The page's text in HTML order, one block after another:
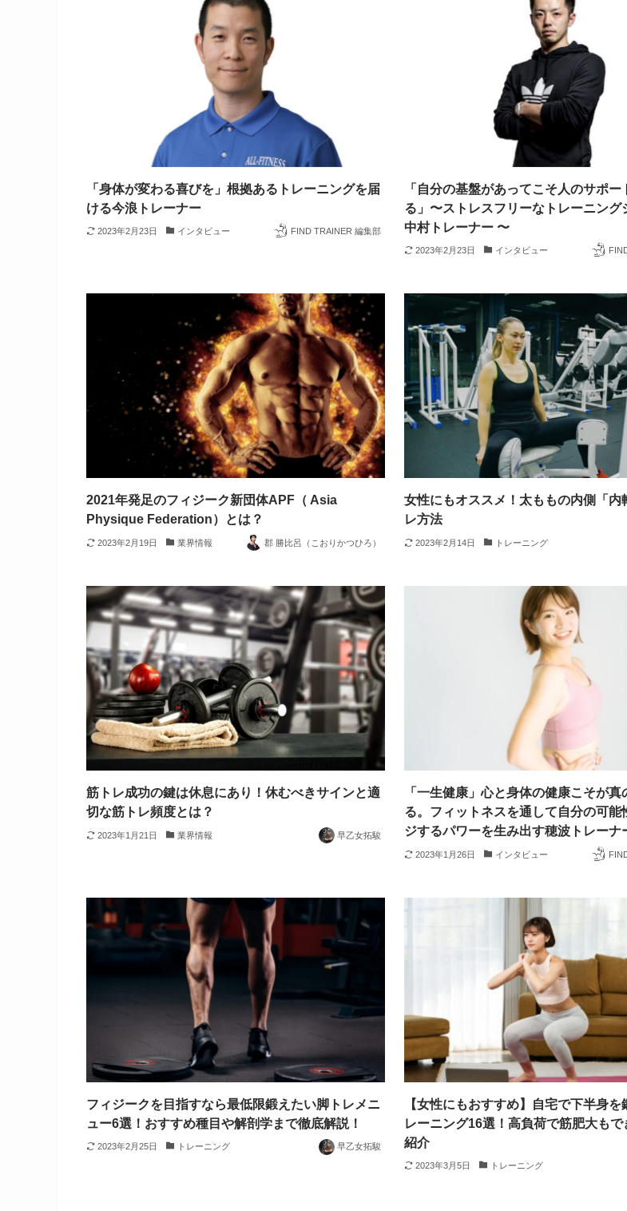
「身体が変わる喜びを」根拠あるトレーニングを届
ける今浪トレーナー
2023年2月23日 インタビュー FIND TRAINER 編集部
「自分の基盤があってこそ人のサポー
る」〜ストレスフリーなトレーニング
中村トレーナー 〜
2023年2月23日 インタビュー
2021年発足のフィジーク新団体APF（ Asia
Physique Federation）とは？
2023年2月19日 業界情報 郡 勝比呂（こおりかつひろ）
女性にもオススメ！太ももの内側「内
レ方法
2023年2月14日 トレーニング
筋トレ成功の鍵は休息にあり！休むべきサインと適
切な筋トレ頻度とは？
2023年1月21日 業界情報 早乙女拓駿
「一生健康」心と身体の健康こそが真
る。フィットネスを通して自分の可能
ジするパワーを生み出す穂波トレーナ
2023年1月26日 インタビュー
フィジークを目指すなら最低限鍛えたい脚トレメニ
ュー6選！おすすめ種目や解剖学まで徹底解説！
2023年2月25日 トレーニング 早乙女拓駿
【女性にもおすすめ】自宅で下半身を
レーニング16選！高負荷で筋肥大もで
紹介
2023年3月5日 トレーニング